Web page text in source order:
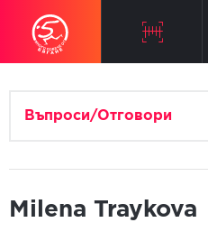
Въпроси/Отговори
Milena Traykova